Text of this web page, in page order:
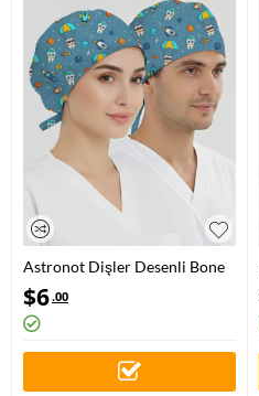
Astronot Dişler Desenli Bone
(Cotton Likra Kumaş)
$6.00